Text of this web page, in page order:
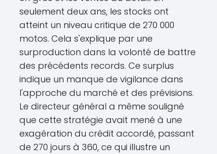
seulement deux ans, les stocks ont
atteint un niveau critique de 270 000
motos. Cela s'explique par une
surproduction dans la volonté de battre
des précédents records. Ce surplus
indique un manque de vigilance dans
l'approche du marché et des prévisions.
Le directeur général a même souligné
que cette stratégie avait mené à une
exagération du crédit accordé, passant
de 270 jours à 360, ce qui illustre un